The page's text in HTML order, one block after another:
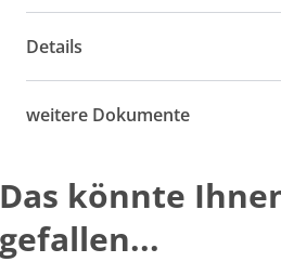
Details
weitere Dokumente
könnte